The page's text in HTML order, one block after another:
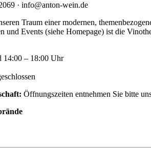
· info@anton-wein.de
Traum einer modernen,
und Events (siehe Homepage) ist die
14:00 – 18:00 Uhr
Öffnungszeiten entnehmen Sie bitte